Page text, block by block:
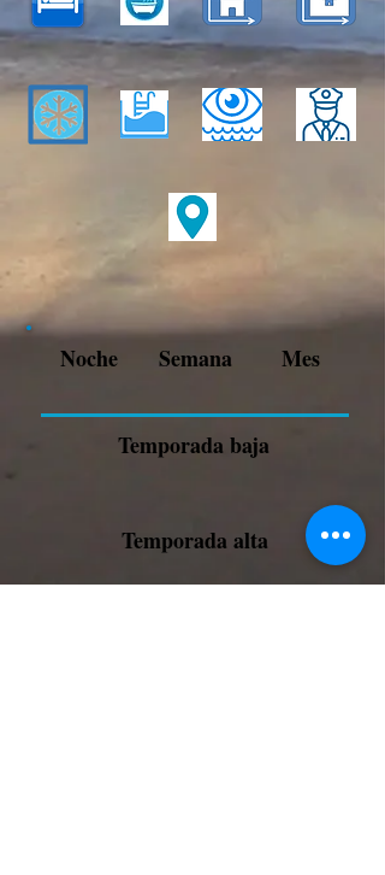
Noche Semana Mes
Temporada baja
Temporada alta